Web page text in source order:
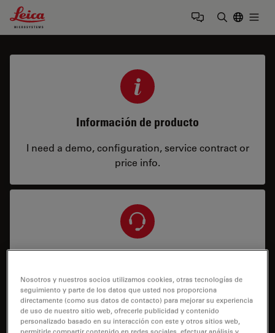
Leica Microsystems Logo
Información de producto
I need a demo, configuration, service contract or
price info.
I need help keeping my system running: technical
service, repairs, spare parts, upgrades or software
licenses.
Nosotros y nuestros socios utilizamos cookies, otras tecnologías de
seguimiento y parte de los datos que usted nos proporciona
directamente (como sus datos de contacto) para mejorar su experiencia
de uso de nuestro sitio web, ofrecerle publicidad y contenido
personalizado basado en su interacción con este y otros sitios web,
permitirle compartir contenido en redes sociales, efectuar análisis y